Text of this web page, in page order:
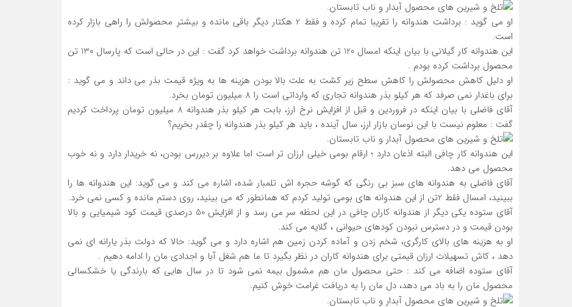
او می گوید : برداشت هندوانه را تقریبا تمام کرده و فقط 2 هکتار دیگر باقی مانده و بیشتر محصولش را راهی بازار کرده
است.
این هندوانه کار گیلانی با بیان اینکه امسال 120 تن هندوانه برداشت خواهد کرد گفت : این در حالی است که پارسال 130 تن
محصول برداشت کرده بودم .
او دلیل کاهش محصولش را کاهش سطح زیر کشت به علت بالا بودن هزینه ها به ویژه قیمت بذر می داند و می گوید :
برای باغدار نمی صرفد که هر کیلو بذر هندوانه تجاری که وارداتی است را 8 میلیون تومان بخرد.
آقای فاضلی با بیان اینکه در فروردین و قبل از افزایش نرخ ارز، بابت هر کیلو بذر هندوانه 8 میلیون تومان پرداخت کردیم
گفت : معلوم نیست با این نوسان بازار ارز، سال آینده ، باید هر کیلو بذر هندوانه را چقدر بخریم؟
این هندوانه کار چافی البته اذعان دارد ؛ ارقام بومی خیلی ارزان تر است اما علاوه بر دیررس بودن، نه خریدار دارد و نه خوب
محصول می دهد.
آقای فاضلی به هندوانه های سبز بی رنگی که گوشه حجره اش تلمبار شده، اشاره می کند و می گوید: این هندوانه ها را
ببینید، امسال فقط 2تن از این هندوانه های بومی تولید کردم که همانطور که می بینید، روی دستم مانده و کسی نمی خرد.
آقای ستوده یکی دیگر از هندوانه کاران چافی در این لحظه سر می رسد و از افزایش 50 درصدی قیمت کود شیمیایی و بالا
بودن قیمت و در دسترس نبودن کودهای حیوانی ، گلایه می کند.
او به هزینه های بالای کارگری، شخم زدن و آماده کردن زمین هم اشاره دارد و می گوید: حالا که دولت بذر یارانه ای نمی
دهد ، کاش تسهیلات ارزان قیمتی برای هندوانه کاران در نظر بگیرد تا ما هم شغل آبا و اجدادی مان را ادامه دهیم .
آقای ستوده اضافه می کند : حتی محصول مان هم مشمول بیمه نمی شود تا در سال هایی که بارندگی یا خشکسالی
محصول مان را به باد می دهد، دل مان را به دریافت غرامت خوش کنیم.